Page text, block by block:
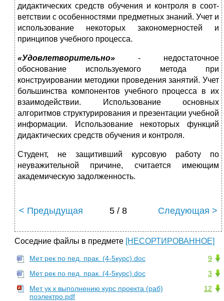
дидактических средств обучения и контроля в соот­
ветствии с особенностями предметных знаний. Учет и
использование неко­торых закономерностей и
принципов учебного процесса.
«Удовлетворительно» - недостаточное
обоснование используемого метода при
конструировании методики проведения занятий. Учет
большин­ства компонентов учебного процесса в их
взаимодействии. Использование основных
алгоритмов структурирования и презентации учебной
информа­ции. Использование некоторых функций
дидактических средств обучения и контроля.
Студент, не защитивший курсовую работу по
неуважительной причине, считается имеющим
академическую задолженность.
< Предыдущая 5 / 8 Следующая >
Соседние файлы в предмете [НЕСОРТИРОВАННОЕ]
9
Мет рек по пед. прак. (4-5курс).doc
3
Мет рек по пед. прак. (4-5курс).doc
12
Мет ук к выполнению курс проекта (раб)
поэлектро.pdf